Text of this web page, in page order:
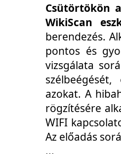
Csütörtökön
WikiScan
berendezés.
pontos és
vizsgálata
azokat. A
rögzítésére
WIFI
Az előadás
...